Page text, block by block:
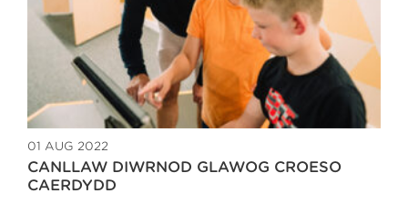
01 AUG 2022
CANLLAW DIWRNOD GLAWOG CROESO
CAERDYDD